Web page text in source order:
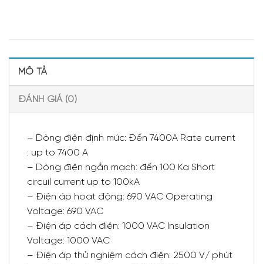
MÔ TẢ
ĐÁNH GIÁ (0)
– Dòng điện định mức: Đến 7400A Rate current
: up to 7400 A
– Dòng điện ngắn mạch: đến 100 Ka Short
circuil current up to 100kA
– Điện áp hoạt động: 690 VAC Operating
Voltage: 690 VAC
– Điện áp cách điện: 1000 VAC Insulation
Voltage: 1000 VAC
– Điện áp thử nghiệm cách điện: 2500 V/ phút